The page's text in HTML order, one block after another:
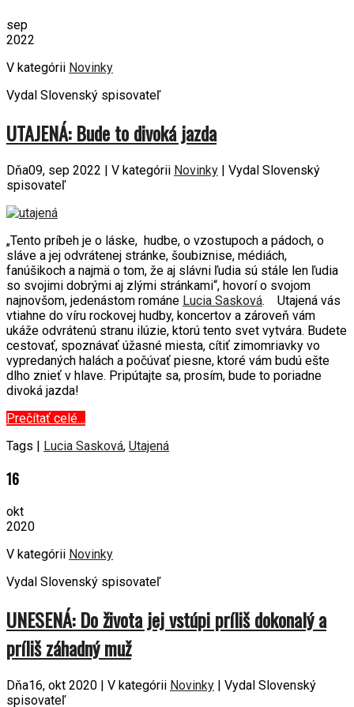
sep
2022
V kategórii Novinky
Vydal Slovenský spisovateľ
UTAJENÁ: Bude to divoká jazda
Dňa09, sep 2022 | V kategórii Novinky | Vydal Slovenský
spisovateľ
„Tento príbeh je o láske, hudbe, o vzostupoch a pádoch, o
sláve a jej odvrátenej stránke, šoubiznise, médiách,
fanúšikoch a najmä o tom, že aj slávni ľudia sú stále len ľudia
so svojimi dobrými aj zlými stránkami“, hovorí o svojom
najnovšom, jedenástom románe Lucia Sasková. Utajená vás
vtiahne do víru rockovej hudby, koncertov a zároveň vám
ukáže odvrátenú stranu ilúzie, ktorú tento svet vytvára. Budete
cestovať, spoznávať úžasné miesta, cítiť zimomriavky vo
vypredaných halách a počúvať piesne, ktoré vám budú ešte
dlho znieť v hlave. Pripútajte sa, prosím, bude to poriadne
divoká jazda!
Prečítať celé…
Tags | Lucia Sasková, Utajená
16
okt
2020
V kategórii Novinky
Vydal Slovenský spisovateľ
UNESENÁ: Do života jej vstúpi príliš dokonalý a
príliš záhadný muž
Dňa16, okt 2020 | V kategórii Novinky | Vydal Slovenský
spisovateľ